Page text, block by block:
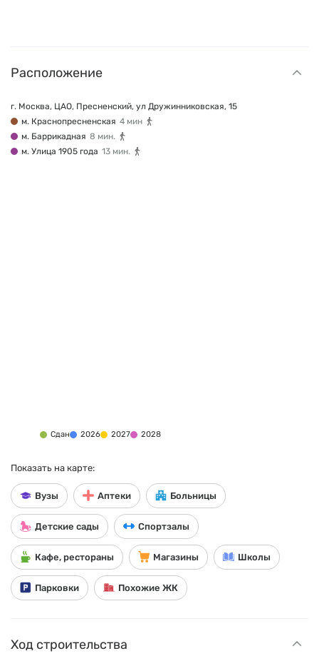
Расположение
г. Москва, ЦАО, Пресненский, ул Дружинниковская, 15
м. Краснопресненская 4 мин
м. Баррикадная 8 мин.
м. Улица 1905 года 13 мин.
Сдан 2026 2027 2028
Показать на карте:
Вузы Аптеки Больницы
Детские сады Спортзалы
Кафе, рестораны Магазины Школы
Парковки Похожие ЖК
Ход строительства